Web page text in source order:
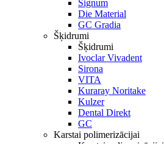
Signum
Die Material
GC Gradia
Šķidrumi
Šķidrumi
Ivoclar Vivadent
Sirona
VITA
Kuraray Noritake
Kulzer
Dental Direkt
GC
Karstai polimerizācijai